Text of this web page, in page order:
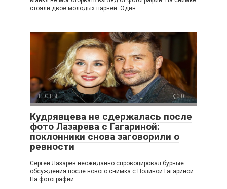
стояли двое молодых парней. Один
ТЕСТЫ 0
Кудрявцева не сдержалась после
фото Лазарева с Гагариной:
поклонники снова заговорили о
ревности
Сергей Лазарев неожиданно спровоцировал бурные
обсуждения после нового снимка с Полиной Гагариной.
На фотографии